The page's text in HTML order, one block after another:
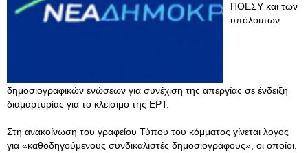
ΠΟΕΣΥ και των
υπόλοιπων
δημοσιογραφικών ενώσεων για συνέχιση της απεργίας σε ένδειξη
διαμαρτυρίας για το κλείσιμο της ΕΡΤ.
Στη ανακοίνωση του γραφείου Τύπου του κόμματος γίνεται λογος
για «καθοδηγούμενους συνδικαλιστές δημοσιογράφους», οι οποίοι,